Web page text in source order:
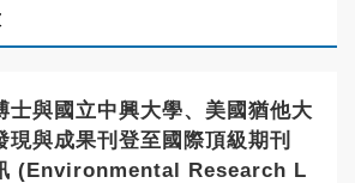
士與國立中興大學、美國猶他大
現與成果刊登至國際頂級期刊
(Environmental Research L